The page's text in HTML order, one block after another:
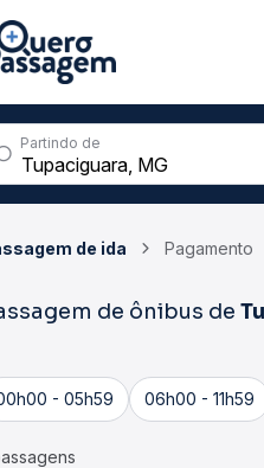
Partindo de
de ida Pagamento
de ônibus de
- 05h59 06h00 - 11h59